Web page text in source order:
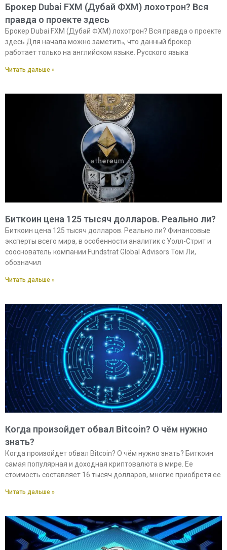
Брокер Dubai FXM (Дубай ФХМ) лохотрон? Вся
правда о проекте здесь
Брокер Dubai FXM (Дубай ФХМ) лохотрон? Вся правда о проекте
здесь Для начала можно заметить, что данный брокер
работает только на английском языке. Русского языка
Читать дальше »
Биткоин цена 125 тысяч долларов. Реально ли?
Биткоин цена 125 тысяч долларов. Реально ли? Финансовые
эксперты всего мира, в особенности аналитик с Уолл-Стрит и
сооснователь компании Fundstrat Global Advisors Том Ли,
обозначил
Читать дальше »
Когда произойдет обвал Bitcoin? О чём нужно
знать?
Когда произойдет обвал Bitcoin? О чём нужно знать? Биткоин
самая популярная и доходная криптовалюта в мире. Ее
стоимость составляет 16 тысяч долларов, многие приобретя ее
Читать дальше »